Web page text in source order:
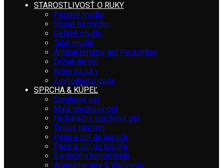
STAROSTLIVOSŤ O RUKY
Penové mydlo
Stojan na mydlo
Gélové mydlo
Tuhé mydlo
Antibakteriálny gél PocketBac
Držiak na gél
Krém na ruky
Zvýhodnená sada
SPRCHA & KÚPEĽ
Sprchový gél
Malý sprchový gél
Hydratačný sprchový gél
Telový peeling
Pena a soľ do kúpeľa
Pena a soľ do kúpeľa
Šampón a kondicionér
Aromatherapy & Wellness